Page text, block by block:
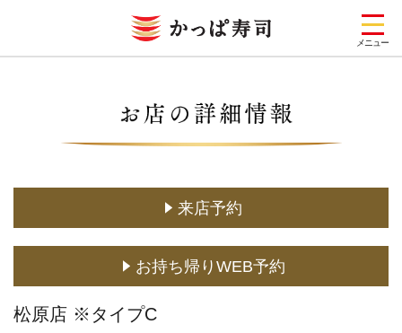
メニュー
定番メニュー (お持ち帰り含む)
どこでもかっぱ寿司
来店予約
お持ち帰りWEB予約
松原店 ※タイプC